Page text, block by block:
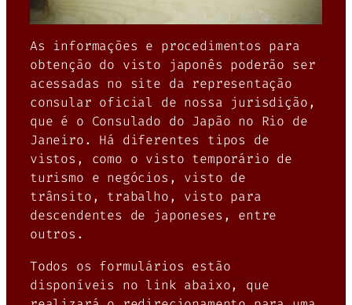
As informações e procedimentos para
obtenção do visto japonês poderão ser
acessadas no site da representação
consular oficial de nossa jurisdição,
que é o Consulado do Japão no Rio de
Janeiro. Há diferentes tipos de
vistos, como o visto temporário de
turismo e negócios, visto de
trânsito, trabalho, visto para
descendentes de japoneses, entre
outros.
Todos os formulários estão
disponíveis no link abaixo, que